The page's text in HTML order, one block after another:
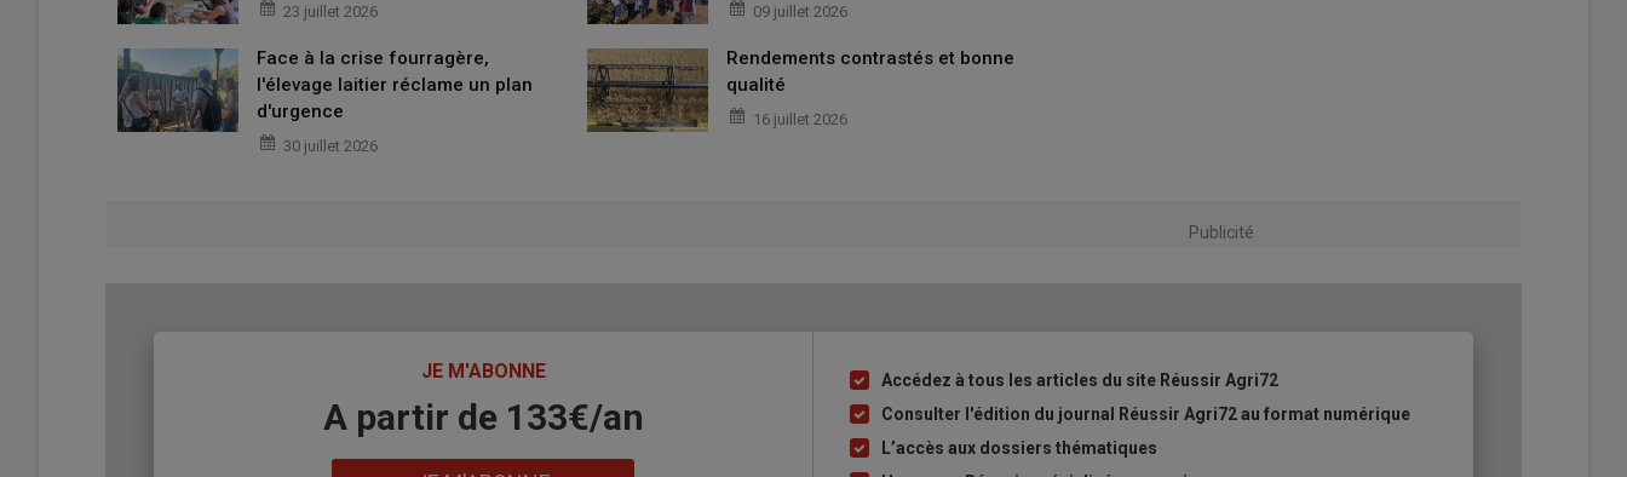
23 juillet 2026 09 juillet 2026
Face à la crise fourragère,
l'élevage laitier réclame un plan
d'urgence
30 juillet 2026
Rendements contrastés et bonne
qualité
16 juillet 2026
Publicité
JE M'ABONNE
A partir de 133€/an
Liste
à
puce
Accédez à tous les articles du site Réussir Agri72
Consulter l'édition du journal Réussir Agri72 au format numérique
L’accès aux dossiers thématiques